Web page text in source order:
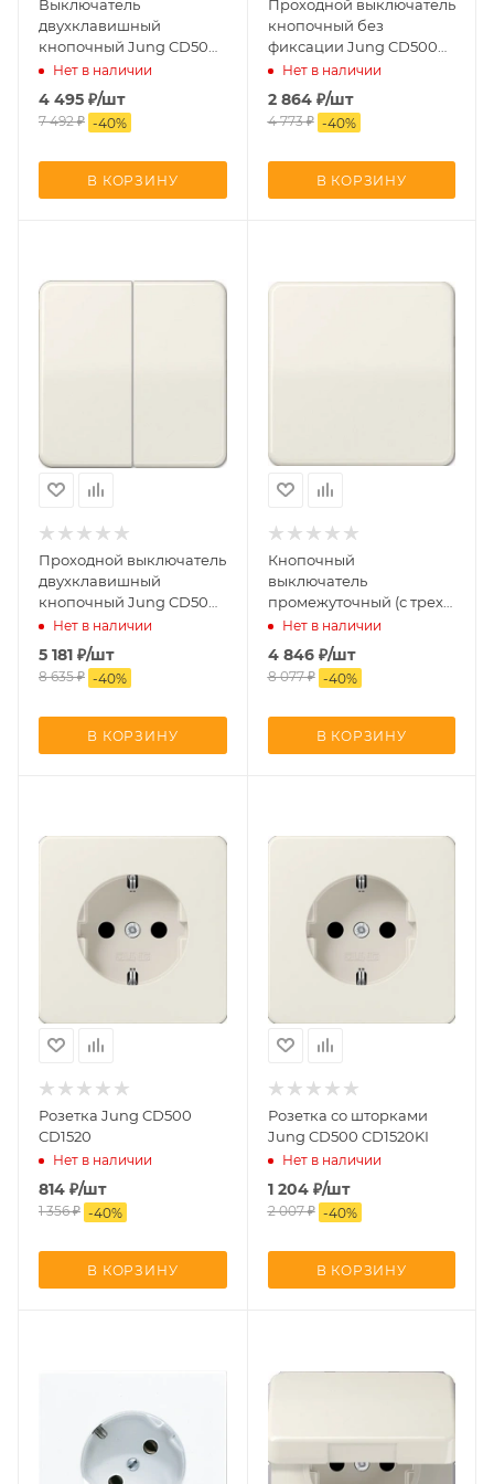
Выключатель
двухклавишный
кнопочный Jung CD500
505TU+CD595
Нет в наличии
4 495 ₽/шт
7 492₽ -40%
В КОРЗИНУ
Проходной выключатель
кнопочный без
фиксации Jung CD500
506TU+CD590
Нет в наличии
2 864₽/шт
4 773₽ -40%
В КОРЗИНУ
Проходной выключатель
двухклавишный
кнопочный Jung CD500
509TU+CD595
Нет в наличии
5 181 ₽/шт
8 635₽ -40%
В КОРЗИНУ
Кнопочный
выключатель
промежуточный (с трех
мест) Jung CD500
507TU+CD590
Нет в наличии
4 846₽/шт
8 077₽ -40%
В КОРЗИНУ
Розетка Jung CD500
CD1520
Нет в наличии
814 ₽/шт
1 356₽ -40%
В КОРЗИНУ
Розетка со шторками
Jung CD500 CD1520KI
Нет в наличии
1 204₽/шт
2 007₽ -40%
В КОРЗИНУ